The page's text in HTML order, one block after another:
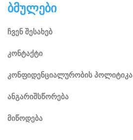
ბმულები
ჩვენ შესახებ
კონტაქტი
კონფიდენციალურობის პოლიტიკა
ანგარიშსწორება
მიწოდება